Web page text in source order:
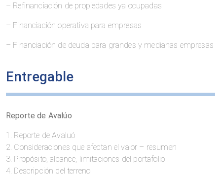
– Refinanciación de propiedades ya ocupadas
– Financiación operativa para empresas
– Financiación de deuda para grandes y medianas empresas
Entregable
Reporte de Avalúo
1. Reporte de Avaluó
2. Consideraciones que afectan el valor – resumen
3. Propósito, alcance, limitaciones del portafolio
4. Descripción del terreno